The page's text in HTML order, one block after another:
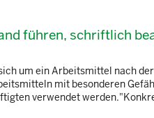
führen, schriftlich
um ein Arbeitsmittel nach der
mit besonderen
verwendet